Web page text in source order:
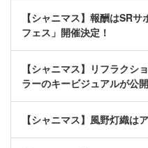
【シャニマス】報酬はSR
フェス」開催決定！
【シャニマス】リフラクシ
ラーのキービジュアルが公開
【シャニマス】風野灯織は